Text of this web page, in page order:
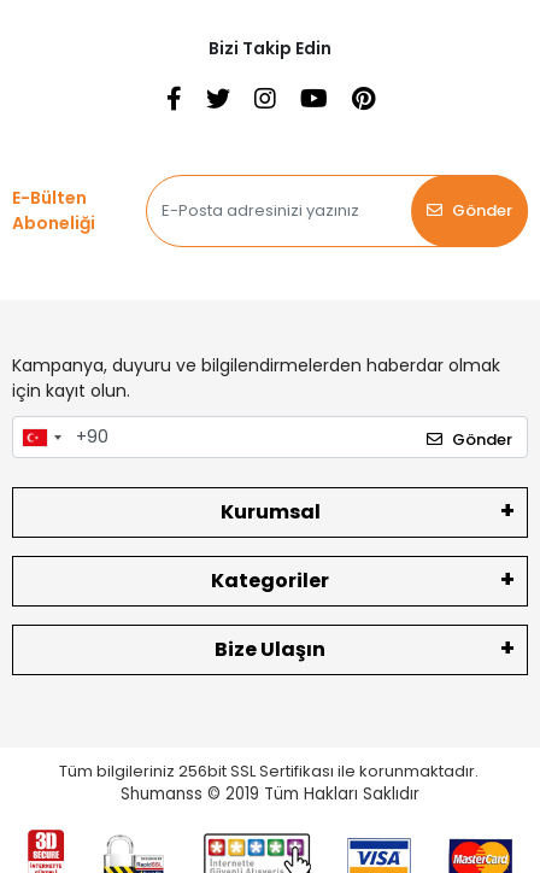
Bizi Takip Edin
E-Bülten
Aboneliği
Gönder
Kampanya, duyuru ve bilgilendirmelerden haberdar olmak
için kayıt olun.
Gönder
Kurumsal
Kategoriler
Bize Ulaşın
Tüm bilgileriniz 256bit SSL Sertifikası ile korunmaktadır.
Shumanss © 2019 Tüm Hakları Saklıdır